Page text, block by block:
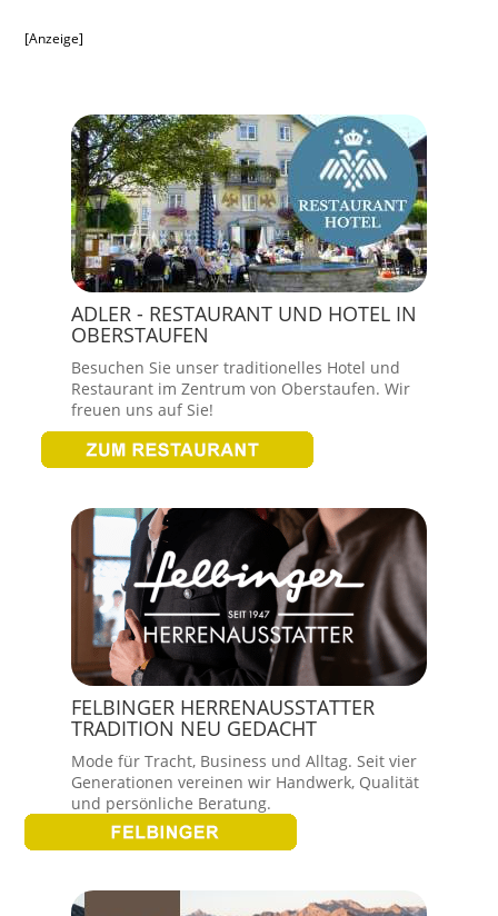
[Anzeige]
ADLER - RESTAURANT UND HOTEL IN
OBERSTAUFEN
Besuchen Sie unser traditionelles Hotel und
Restaurant im Zentrum von Oberstaufen. Wir
freuen uns auf Sie!
FELBINGER HERRENAUSSTATTER
TRADITION NEU GEDACHT
Mode für Tracht, Business und Alltag. Seit vier
Generationen vereinen wir Handwerk, Qualität
und persönliche Beratung.